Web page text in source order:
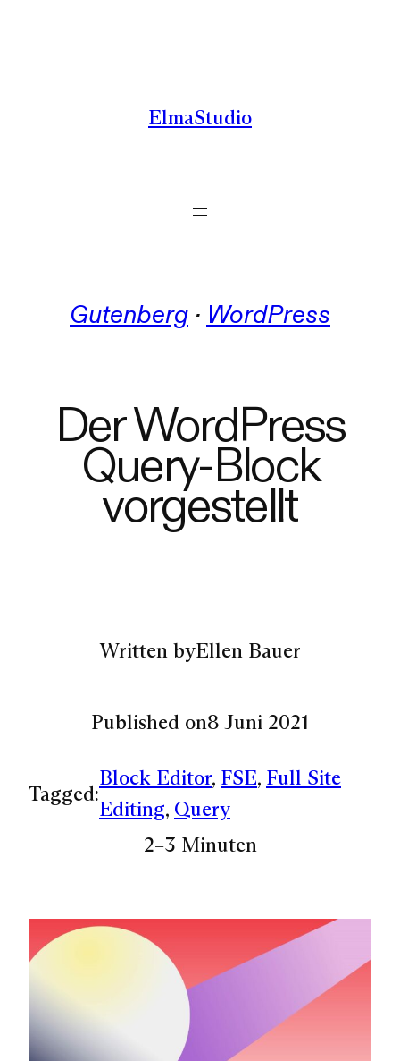
ElmaStudio
Gutenberg · WordPress
Der WordPress
Query-Block
vorgestellt
Written byEllen Bauer
Published on8 Juni 2021
Tagged:
Block Editor, FSE, Full Site
Editing, Query
2–3 Minuten